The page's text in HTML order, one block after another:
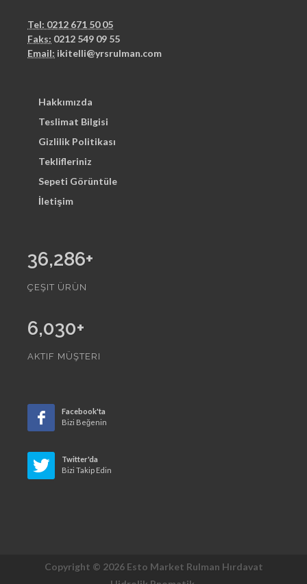
Tel: 0212 671 50 05
Faks: 0212 549 09 55
Email: ikitelli@yrsrulman.com
Hakkımızda
Teslimat Bilgisi
Gizlilik Politikası
Teklifleriniz
Sepeti Görüntüle
İletişim
36,286+
ÇEŞIT ÜRÜN
6,030+
AKTIF MÜŞTERI
Facebook'ta
Bizi Beğenin
Twitter'da
Bizi Takip Edin
Copyright © 2026 Esto Market Rulman Hırdavat